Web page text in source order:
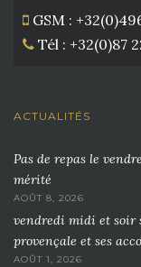
GSM :
Tél : +32(0)87
ACTUALITÉS
Pas de repas le
mérité
AOÛT 8, 2026
vendredi midi et soir
provençale et ses
AOÛT 1, 2026